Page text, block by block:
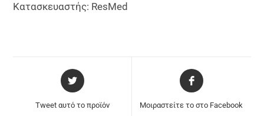
Κατασκευαστής: ResMed
Tweet αυτό το προϊόν Μοιραστείτε το στο Facebook